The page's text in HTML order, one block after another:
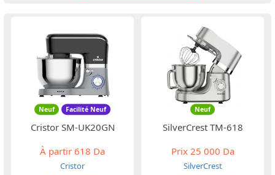
Neuf Facilité Neuf
Cristor SM-UK20GN
À partir 618 Da
Cristor
Neuf
SilverCrest ‏TM-618
Prix25 000 Da
SilverCrest